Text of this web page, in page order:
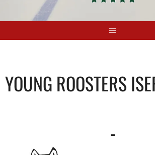
YOUNG ROOSTERS
-